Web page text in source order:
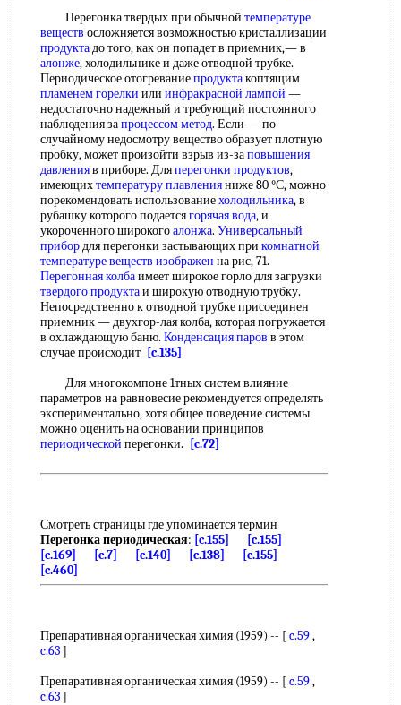
Перегонка твердых при обычной температуре
веществ осложняется возможностью кристаллизации
продуктадо того, как он попадет в приемник,— в
алонже, холодильнике и даже отводной трубке.
Периодическое отогреваниепродуктакоптящим
пламенем горелки или инфракрасной лампой —
недостаточно надежный и требующий постоянного
наблюдения запроцессом метод. Если — по
случайному недосмотру вещество образует плотную
пробку, может произойти взрыв из-заповышения
давленияв приборе. Дляперегонки продуктов,
имеющихтемпературу плавленияниже 80 °С, можно
порекомендовать использованиехолодильника, в
рубашку которого подаетсягорячая вода, и
укороченного широкогоалонжа. Универсальный
прибордля перегонки застывающих при комнатной
температуревеществ изображен на рис, 71.
Перегонная колбаимеет широкое горло для загрузки
твердого продуктаи широкую отводную трубку.
Непосредственно к отводной трубке присоединен
приемник — двухгор-лая колба, которая погружается
в охлаждающую баню. Конденсация паров в этом
случае происходит [c.135]
Для многокомпоне 1тных систем влияние
параметров на равновесие рекомендуется определять
экспериментально, хотя общее поведение системы
можно оценить на основании принципов
периодической перегонки. [c.72]
Смотреть страницы где упоминается термин
Перегонка периодическая: [c.155]
[c.155]
[c.169]
[c.7] [c.140] [c.138]
[c.155]
[c.460]
Препаративная органическая химия (1959) -- [ c.59,
c.63]
Препаративная органическая химия (1959) -- [ c.59,
c.63]